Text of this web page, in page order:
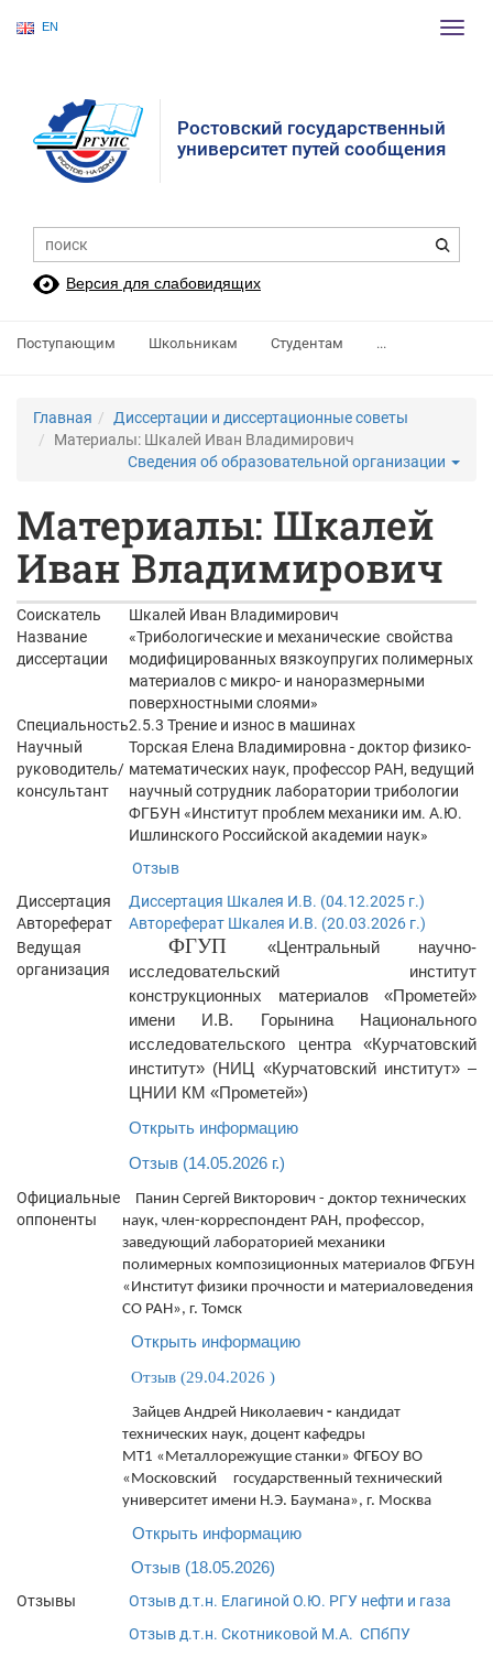
EN
Ростовский государственный
университет путей сообщения
Версия для слабовидящих
Поступающим Школьникам Студентам ...
Главная
Диссертации и диссертационные советы
Материалы: Шкалей Иван Владимирович
Сведения об образовательной организации
Материалы: Шкалей
Иван Владимирович
Соискатель
Шкалей Иван Владимирович
Название
диссертации
«Трибологические и механические свойства
модифицированных вязкоупругих полимерных
материалов с микро- и наноразмерными
поверхностными слоями»
Специальность2.5.3 Трение и износ в машинах
Научный
руководитель/
консультант
Торская Елена Владимировна - доктор физико-
математических наук, профессор РАН, ведущий
научный сотрудник лаборатории трибологии
ФГБУН «Институт проблем механики им. А.Ю.
Ишлинского Российской академии наук»
Отзыв
Диссертация
Диссертация Шкалея И.В. (04.12.2025 г.)
Автореферат
Автореферат Шкалея И.В. (20.03.2026 г.)
Ведущая
организация
ФГУП
«Центральный научно-
исследовательский институт
конструкционных материалов «Прометей»
имени И.В. Горынина Национального
исследовательского центра «Курчатовский
институт» (НИЦ «Курчатовский институт» –
ЦНИИ КМ «Прометей»)
Открыть информацию
Отзыв (14.05.2026 г.)
Официальные
оппоненты
Панин Сергей Викторович - доктор технических
наук, член-корреспондент РАН, профессор,
заведующий лабораторией механики
полимерных композиционных материалов ФГБУН
«Институт физики прочности и материаловедения
СО РАН», г. Томск
Открыть информацию
Отзыв (29.04.2026 )
Зайцев Андрей Николаевич - кандидат
технических наук, доцент кафедры
МТ1 «Металлорежущие станки» ФГБОУ ВО
«Московский государственный технический
университет имени Н.Э. Баумана», г. Москва
Открыть информацию
Отзыв (18.05.2026)
Отзывы
Отзыв д.т.н. Елагиной О.Ю. РГУ нефти и газа
Отзыв д.т.н. Скотниковой М.А. СПбПУ